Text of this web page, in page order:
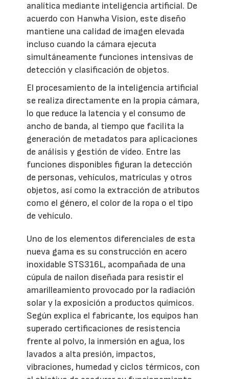
analítica mediante inteligencia artificial. De
acuerdo con Hanwha Vision, este diseño
mantiene una calidad de imagen elevada
incluso cuando la cámara ejecuta
simultáneamente funciones intensivas de
detección y clasificación de objetos.
El procesamiento de la inteligencia artificial
se realiza directamente en la propia cámara,
lo que reduce la latencia y el consumo de
ancho de banda, al tiempo que facilita la
generación de metadatos para aplicaciones
de análisis y gestión de vídeo. Entre las
funciones disponibles figuran la detección
de personas, vehículos, matrículas y otros
objetos, así como la extracción de atributos
como el género, el color de la ropa o el tipo
de vehículo.
Uno de los elementos diferenciales de esta
nueva gama es su construcción en acero
inoxidable STS316L, acompañada de una
cúpula de nailon diseñada para resistir el
amarilleamiento provocado por la radiación
solar y la exposición a productos químicos.
Según explica el fabricante, los equipos han
superado certificaciones de resistencia
frente al polvo, la inmersión en agua, los
lavados a alta presión, impactos,
vibraciones, humedad y ciclos térmicos, con